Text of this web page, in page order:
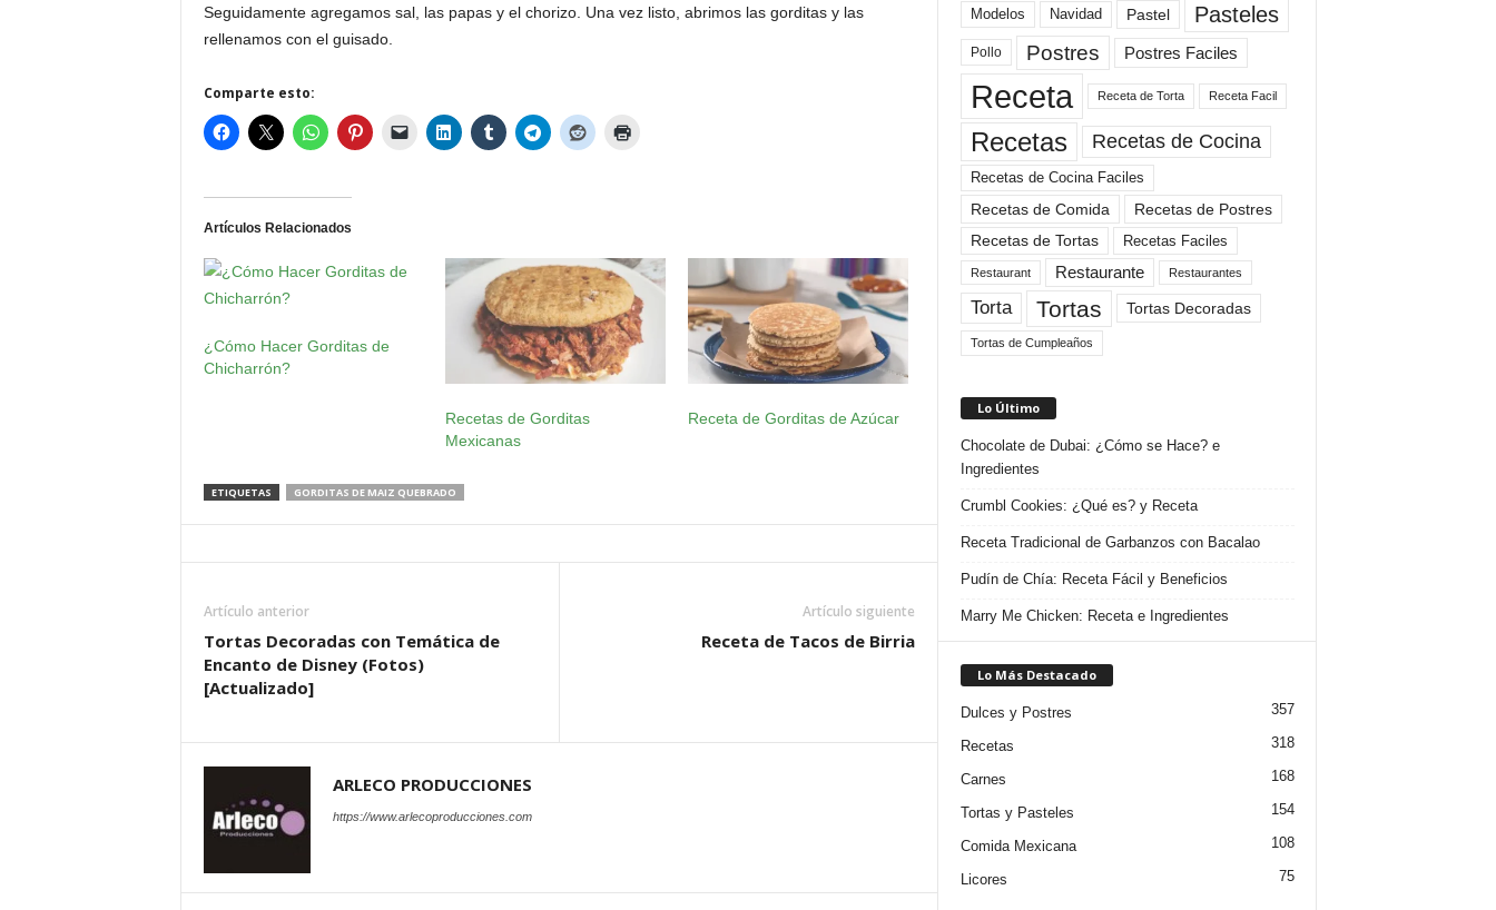
Seguidamente agregamos sal, las papas y el chorizo. Una vez listo, abrimos las gorditas y las
rellenamos con el guisado.
Comparte esto:
Artículos Relacionados
¿Cómo Hacer Gorditas de
Chicharrón?
Recetas de Gorditas
Mexicanas
Receta de Gorditas de Azúcar
ETIQUETAS GORDITAS DE MAIZ QUEBRADO
Artículo anterior
Tortas Decoradas con Temática de
Encanto de Disney (Fotos)
[Actualizado]
Artículo siguiente
Receta de Tacos de Birria
ARLECO PRODUCCIONES
https://www.arlecoproducciones.com
Modelos Navidad Pastel Pasteles
Pollo Postres Postres Faciles
Receta Receta de Torta Receta Facil
Recetas Recetas de Cocina
Recetas de Cocina Faciles
Recetas de Comida
Recetas de Postres
Recetas de Tortas
Recetas Faciles
Restaurant Restaurante Restaurantes
Torta Tortas Tortas Decoradas
Tortas de Cumpleaños
Lo Último
Chocolate de Dubai: ¿Cómo se Hace? e
Ingredientes
Crumbl Cookies: ¿Qué es? y Receta
Receta Tradicional de Garbanzos con Bacalao
Pudín de Chía: Receta Fácil y Beneficios
Marry Me Chicken: Receta e Ingredientes
Lo Más Destacado
Dulces y Postres 357
Recetas 318
Carnes 168
Tortas y Pasteles 154
Comida Mexicana 108
Licores 75